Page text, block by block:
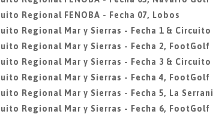
Regional FENOBA - Fecha 07, Lobos
Regional Mar y Sierras - Fecha 1 &
Regional Mar y Sierras - Fecha 2, FootGolf
Regional Mar y Sierras - Fecha 3 &
Regional Mar y Sierras - Fecha 4, FootGolf
Regional Mar y Sierras - Fecha 5, La
Regional Mar y Sierras - Fecha 6, FootGolf